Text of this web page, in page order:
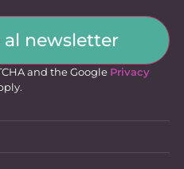
newsletter
and the Google Privacy